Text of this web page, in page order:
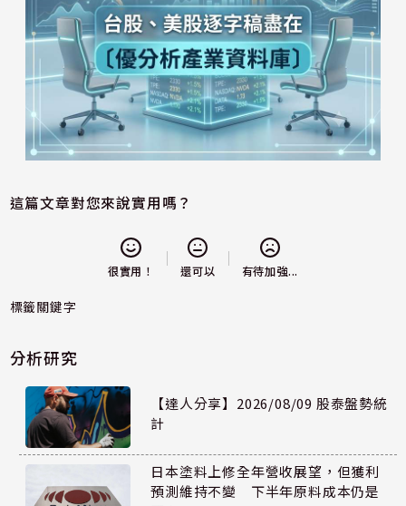
這篇文章對您來說實用嗎？
很實用！ 還可以 有待加強...
標籤關鍵字
分析研究
【達人分享】2026/08/09 股泰盤勢統
計
日本塗料上修全年營收展望，但獲利
預測維持不變 下半年原料成本仍是